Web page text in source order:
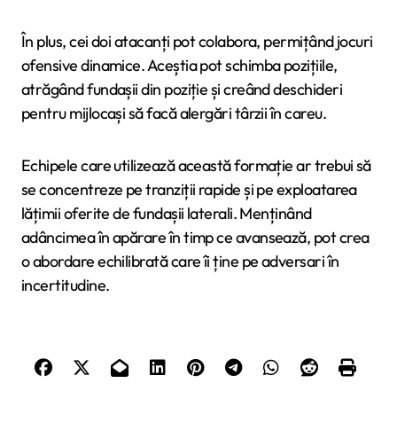
În plus, cei doi atacanți pot colabora, permițând jocuri
ofensive dinamice. Aceștia pot schimba pozițiile,
atrăgând fundașii din poziție și creând deschideri
pentru mijlocași să facă alergări târzii în careu.
Echipele care utilizează această formație ar trebui să
se concentreze pe tranziții rapide și pe exploatarea
lățimii oferite de fundașii laterali. Menținând
adâncimea în apărare în timp ce avansează, pot crea
o abordare echilibrată care îi ține pe adversari în
incertitudine.